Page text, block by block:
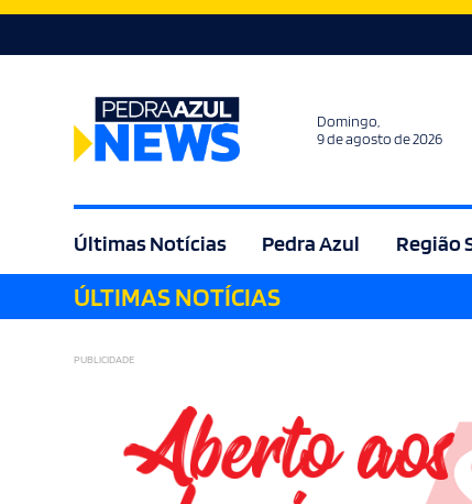
Domingo,
9 de agosto de 2026
Últimas Notícias Pedra Azul Região
Agricultura
ÚLTIMAS NOTÍCIAS
PUBLICIDADE